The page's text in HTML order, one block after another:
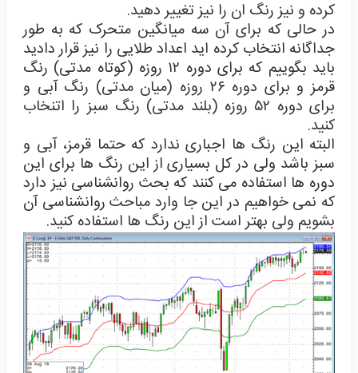
کرده و نیز رنگ ان را نیز تغییر دهید.
در حالی که برای آن سه میانگین متحرک که به طور
جداگانه انتخاب کرده اید اعداد طلایی را نیز قرار دادید
باید بگوییم که برای دوره ۱۲ روزه (کوتاه مدتی) رنگ
قرمز و برای دوره ۲۶ روزه (میان مدتی) رنگ آبی و
برای دوره ۵۲ روزه (بلند مدتی) رنگ سبز را اتنخاب
کنید.
البته این رنگ ها اجباری ندارد که حتما قرمز، آبی و
سبز باشد ولی در کل بسیاری از این رنگ ها برای این
دوره ها استفاده می کنند که بحث روانشناسی نیز دارد
که نمی خواهیم در این جا وارد مباحث روانشناسی آن
بشویم ولی بهتر است از این رنگ ها استفاده کنید.